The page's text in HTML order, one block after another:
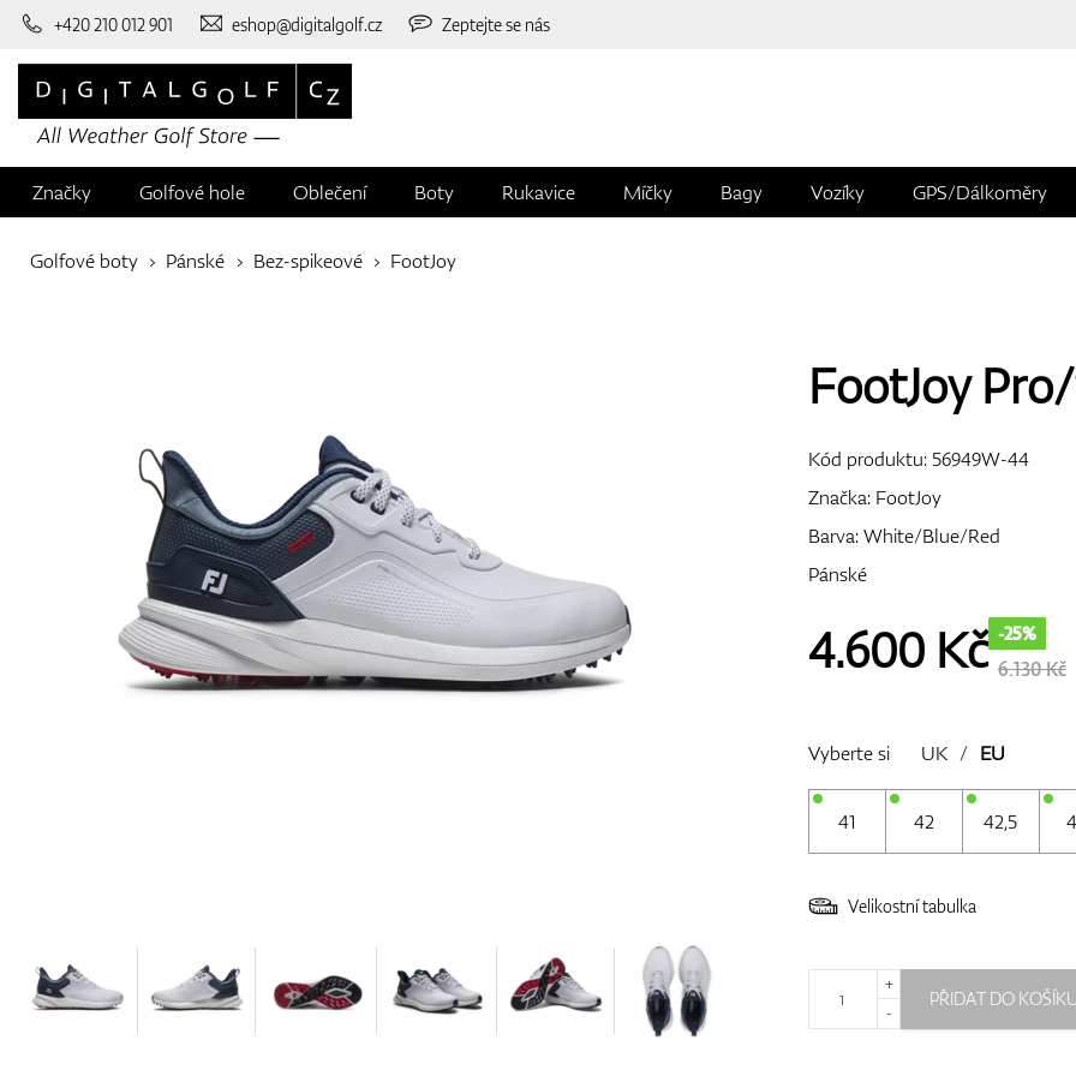
+420 210 012 901 eshop@digitalgolf.cz Zeptejte se nás
Značky Golfové hole Oblečení Boty Rukavice Míčky Bagy Vozíky GPS/Dálkoměry
Golfové boty Pánské Bez-spikeové FootJoy
FootJoy
Kód produktu:56949W-44
Značka: FootJoy
Barva: White/Blue/Red
Pánské
4.600Kč -25%
6.130 Kč
Vyberte si UK / EU
41 42 42,5
Velikostní tabulka
+
-
PŘIDAT DO